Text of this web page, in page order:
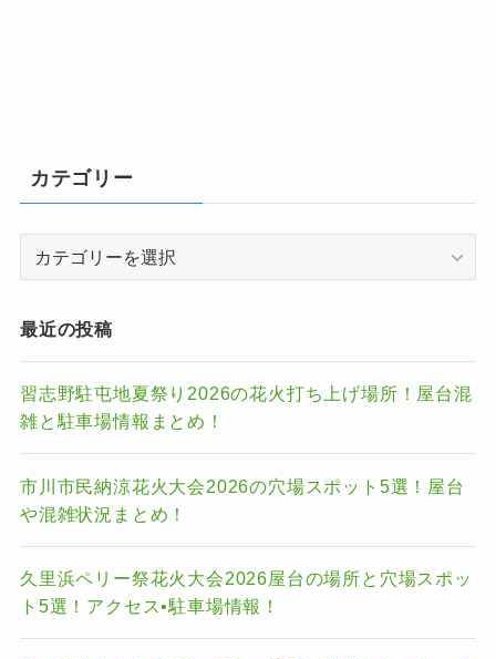
カテゴリー
リ
ー
最近の投稿
習志野駐屯地夏祭り2026の花火打ち上げ場所！屋台混
雑と駐車場情報まとめ！
市川市民納涼花火大会2026の穴場スポット5選！屋台
や混雑状況まとめ！
久里浜ペリー祭花火大会2026屋台の場所と穴場スポッ
ト5選！アクセス•駐車場情報！